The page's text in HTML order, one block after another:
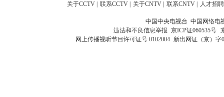
关于CCTV 联系CCTV 关于CNTV 联系CNTV 人才招聘
中国中央电视台 中国网络电
违法和不良信息举报 京ICP证060535号
网上传播视听节目许可证号 0102004 新出网证（京）